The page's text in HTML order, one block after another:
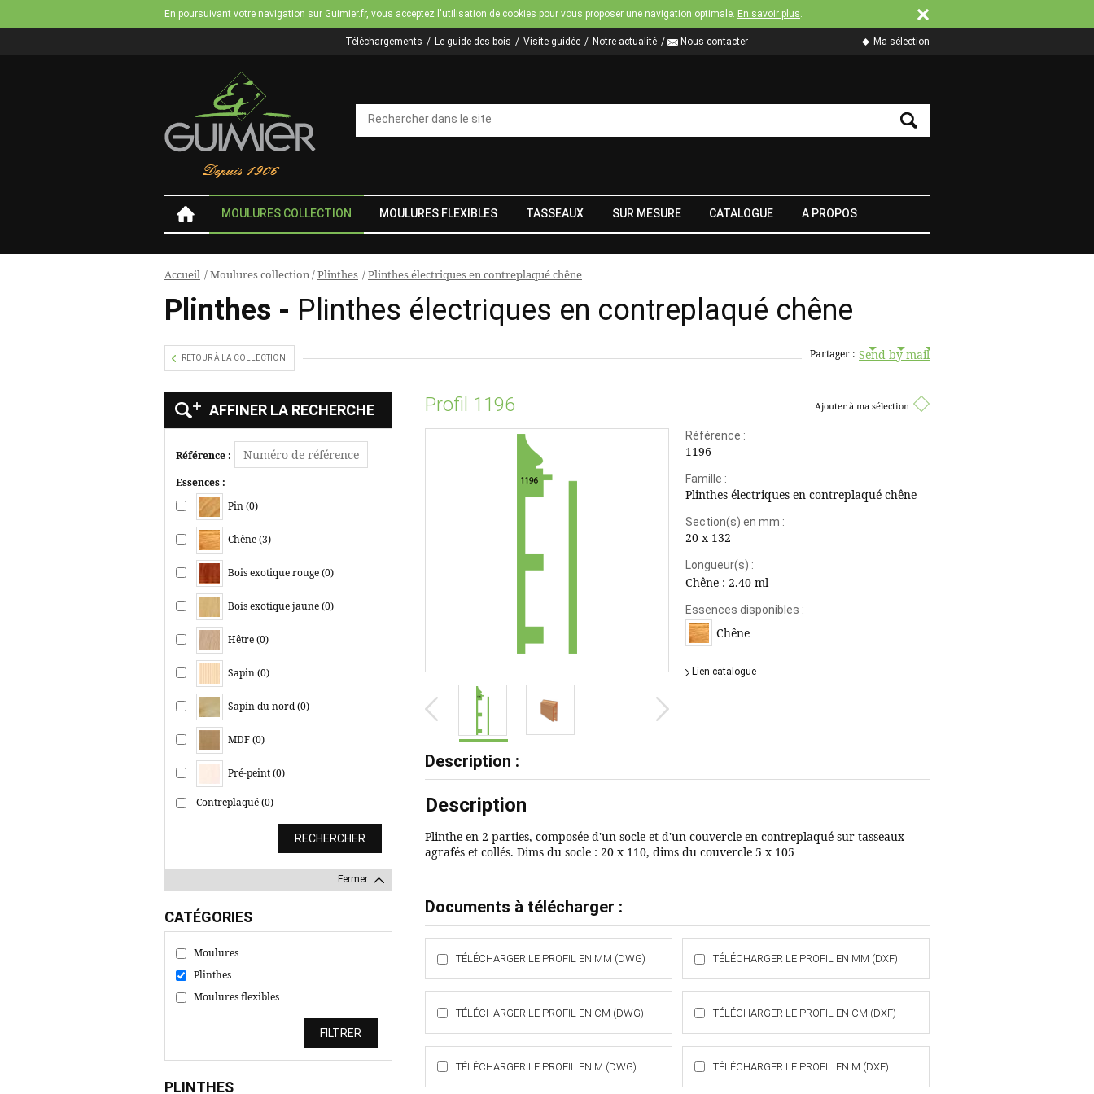
Jump to navigation
En poursuivant votre navigation sur Guimier.fr, vous acceptez l'utilisation de cookies pour vous proposer une navigation optimale. En savoir plus.
Téléchargements Le guide des bois Visite guidée Notre actualité Nous contacter Ma sélection
MOULURES COLLECTION MOULURES FLEXIBLES TASSEAUX SUR MESURE CATALOGUE A PROPOS
Vous
êtes
ici
Accueil /Moulures collection/Plinthes /Plinthes électriques en contreplaqué chêne
Plinthes - Plinthes électriques en contreplaqué chêne
RETOUR À LA COLLECTION Partager : Send by mail
AFFINER LA RECHERCHE
Référence :
Essences :
Pin (0)
Chêne (3)
Bois exotique rouge (0)
Bois exotique jaune (0)
Hêtre (0)
Sapin (0)
Sapin du nord (0)
MDF (0)
Pré-peint (0)
Contreplaqué (0)
Fermer
CATÉGORIES
Moulures
Plinthes
Moulures flexibles
PLINTHES
Profil 1196 Ajouter à ma sélection
Référence :
1196
Famille :
Plinthes électriques en contreplaqué chêne
Section(s) en mm :
20 x 132
Longueur(s) :
Chêne : 2.40 ml
Essences disponibles :
Chêne
Lien catalogue
Description :
Description
Plinthe en 2 parties, composée d'un socle et d'un couvercle en contreplaqué sur tasseaux
agrafés et collés. Dims du socle : 20 x 110, dims du couvercle 5 x 105
Documents à télécharger :
TÉLÉCHARGER LE PROFIL EN MM (DWG) TÉLÉCHARGER LE PROFIL EN MM (DXF)
TÉLÉCHARGER LE PROFIL EN CM (DWG) TÉLÉCHARGER LE PROFIL EN CM (DXF)
TÉLÉCHARGER LE PROFIL EN M (DWG) TÉLÉCHARGER LE PROFIL EN M (DXF)